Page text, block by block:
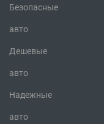
Безопасные
авто
Дешевые
авто
Надежные
авто